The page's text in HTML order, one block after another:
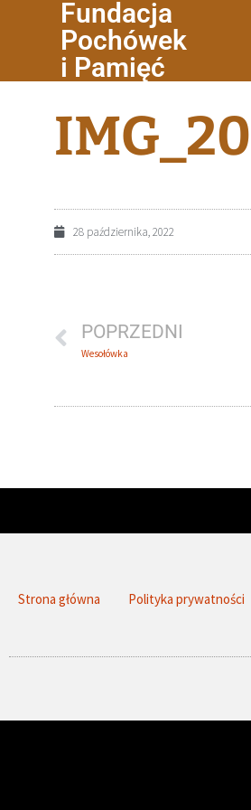
Fundacja
Pochówek
i Pamięć
28 października, 2022
POPRZEDNI
Wesołówka
Strona główna Polityka prywatności